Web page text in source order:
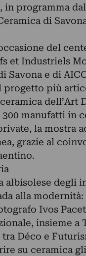
in programma
di
del
et Industriels
Savona e di
progetto più
dell’Art
manufatti in
la mostra
grazie al
albisolese degli
alla
Ivos
insieme a
Déco e
su ceramica